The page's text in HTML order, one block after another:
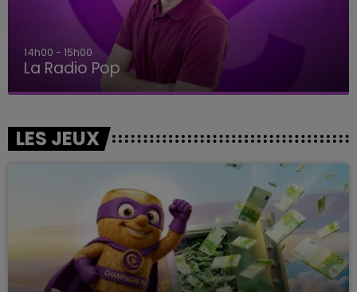
14h00 - 15h00
La Radio Pop
LES JEUX